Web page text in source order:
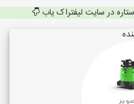
در سایت لیفتراک یاب